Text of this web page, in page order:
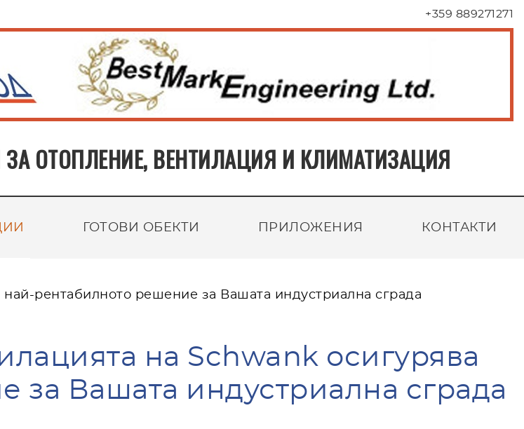
+359 889271271
ОТОПЛЕНИЕ, ВЕНТИЛАЦИЯ И КЛИМАТИЗАЦИЯ
ГОТОВИ ОБЕКТИ ПРИЛОЖЕНИЯ КОНТАКТИ
рентабилното решение за Вашата индустриална сграда
на Schwank осигурява
за Вашата индустриална сграда